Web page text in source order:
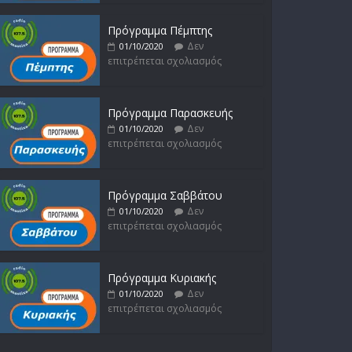
Πρόγραμμα Πέμπτης
01/10/2020
Δεν
επιτρέπεται σχολιασμός
Πρόγραμμα Παρασκευής
01/10/2020
Δεν
επιτρέπεται σχολιασμός
Πρόγραμμα Σαββάτου
01/10/2020
Δεν
επιτρέπεται σχολιασμός
Πρόγραμμα Κυριακής
01/10/2020
Δεν
επιτρέπεται σχολιασμός